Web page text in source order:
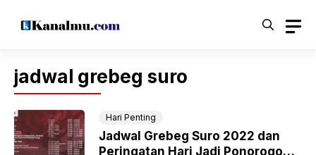
jadwal grebeg suro
Hari Penting
Jadwal Grebeg Suro 2022 dan
Peringatan Hari Jadi Ponorogo